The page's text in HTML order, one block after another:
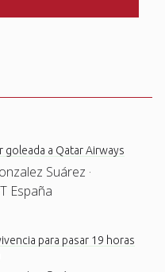
goleada a Qatar Airways
Suárez ·
España
para pasar 19 horas